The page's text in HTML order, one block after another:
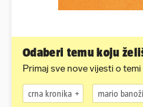
Odaberi temu koju
Primaj sve nove vijesti o
crna kronika mario